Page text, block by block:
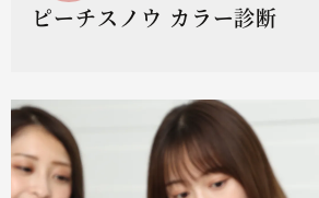
ピーチスノウ カラー診断